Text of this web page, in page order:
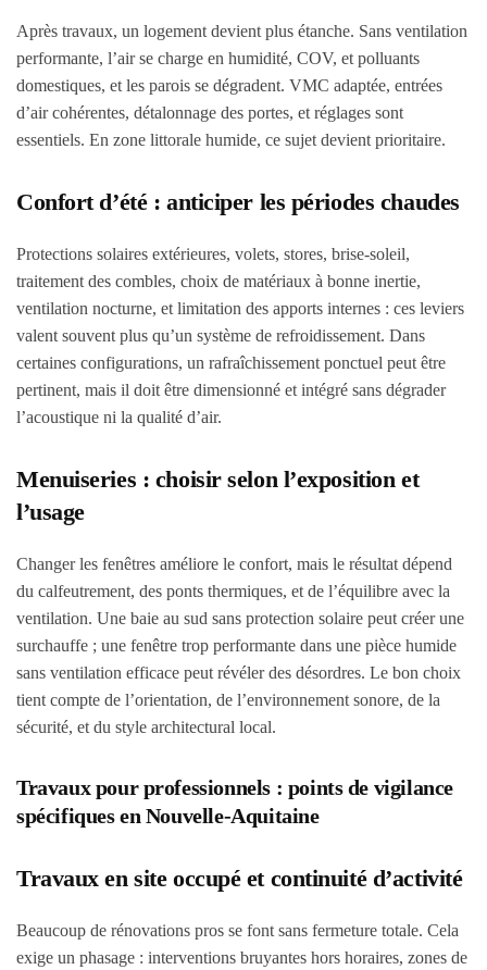
Après travaux, un logement devient plus étanche. Sans ventilation
performante, l’air se charge en humidité, COV, et polluants
domestiques, et les parois se dégradent. VMC adaptée, entrées
d’air cohérentes, détalonnage des portes, et réglages sont
essentiels. En zone littorale humide, ce sujet devient prioritaire.
Confort d’été : anticiper les périodes chaudes
Protections solaires extérieures, volets, stores, brise-soleil,
traitement des combles, choix de matériaux à bonne inertie,
ventilation nocturne, et limitation des apports internes : ces leviers
valent souvent plus qu’un système de refroidissement. Dans
certaines configurations, un rafraîchissement ponctuel peut être
pertinent, mais il doit être dimensionné et intégré sans dégrader
l’acoustique ni la qualité d’air.
Menuiseries : choisir selon l’exposition et
l’usage
Changer les fenêtres améliore le confort, mais le résultat dépend
du calfeutrement, des ponts thermiques, et de l’équilibre avec la
ventilation. Une baie au sud sans protection solaire peut créer une
surchauffe ; une fenêtre trop performante dans une pièce humide
sans ventilation efficace peut révéler des désordres. Le bon choix
tient compte de l’orientation, de l’environnement sonore, de la
sécurité, et du style architectural local.
Travaux pour professionnels : points de vigilance
spécifiques en Nouvelle-Aquitaine
Travaux en site occupé et continuité d’activité
Beaucoup de rénovations pros se font sans fermeture totale. Cela
exige un phasage : interventions bruyantes hors horaires, zones de